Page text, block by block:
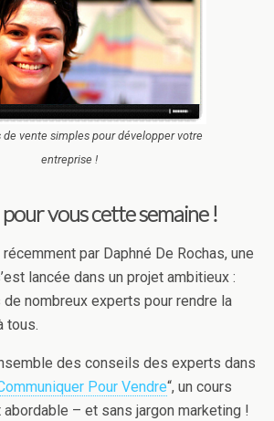
de vente simples pour développer votre
entreprise !
pour vous cette semaine !
par Daphné De Rochas, une
lancée dans un projet ambitieux :
nombreux experts pour rendre la
tous.
des conseils des experts dans
Pour Vendre“, un cours
– et sans jargon marketing !